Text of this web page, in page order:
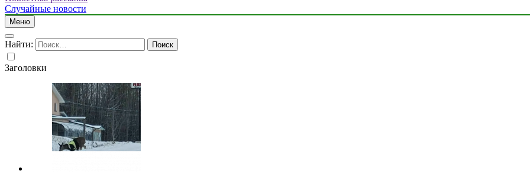
Случайные новости
Меню
Найти:
Заголовки